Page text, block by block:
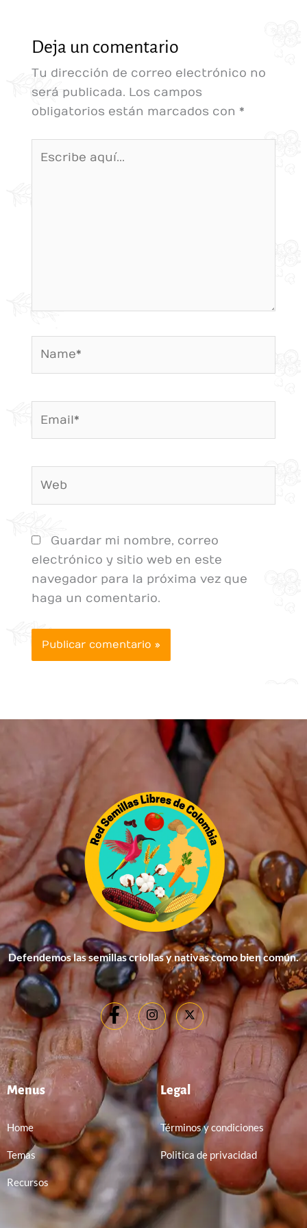
Deja un comentario
Tu dirección de correo electrónico no
será publicada. Los campos
obligatorios están marcados con *
Guardar mi nombre, correo
electrónico y sitio web en este
navegador para la próxima vez que
haga un comentario.
Defendemos las semillas criollas y nativas como bien común.
Menus
Home
Temas
Recursos
Legal
Términos y condiciones
Politica de privacidad